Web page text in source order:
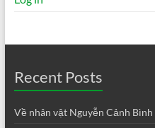
Recent Posts
Về nhân vật Nguyễn Cảnh Bình